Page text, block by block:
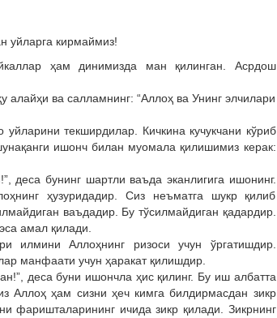
уйларга кирмаймиз!
ҳам динимизда ман қилинган. Асрдош
ва салламнинг: “Аллоҳ ва Унинг элчилари
текширдилар. Кичкина кучукчани кўриб
ишонч билан муомала қилишимиз керак:
деса бунинг шартли ваъда эканлигига ишонинг.
ҳузуридадир. Сиз неъматга шукр қилиб
ваъдадир. Бу тўсилмайдиган қадардир.
амал қилади.
илмини Аллоҳнинг ризоси учун ўргатишдир.
манфаати учун ҳаракат қилишдир.
деса буни ишончла ҳис қилинг. Бу иш албатта
Аллоҳ ҳам сизни ҳеч кимга билдирмасдан зикр
фаришталарининг ичида зикр қилади. Зикрнинг